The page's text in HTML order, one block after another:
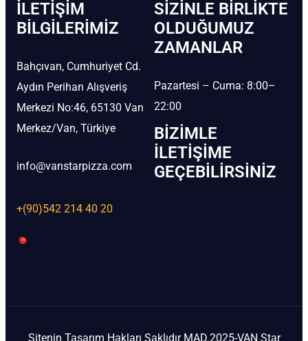
İLETIŞIM
BİLGILERIMIZ
Bahçıvan, Cumhuriyet Cd.
Aydın Perihan Alışveriş
Merkezi No:46, 65130 Van
Merkez/Van, Türkiye
info@vanstarpizza.com
+(90)542 214 40 20
SIZINLE BIRLIKTE
OLDUĞUMUZ
ZAMANLAR
Pazartesi – Cuma: 8:00–
22:00
BIZIMLE
İLETIŞIME
GEÇEBILIRSINIZ
Sitenin Tasarım Hakları Saklıdır MAD.2025-VAN Star